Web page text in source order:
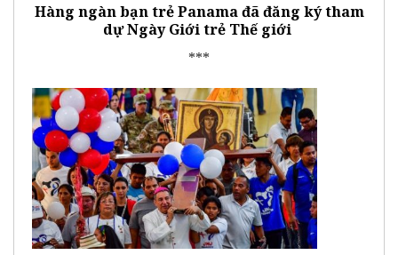
Hàng ngàn bạn trẻ Panama đã đăng ký tham
dự Ngày Giới trẻ Thế giới
***